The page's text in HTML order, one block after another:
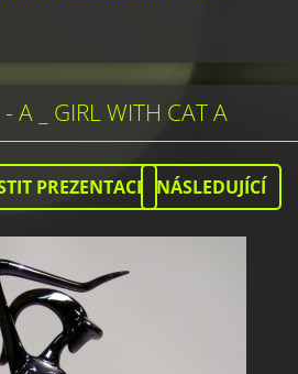
A _ GIRL WITH CAT A
PREZENTACI NÁSLEDUJÍCÍ